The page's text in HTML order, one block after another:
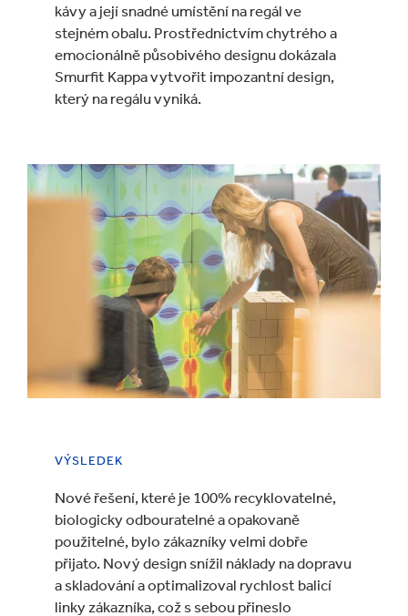
kávy a její snadné umístění na regál ve
stejném obalu. Prostřednictvím chytrého a
emocionálně působivého designu dokázala
Smurfit Kappa vytvořit impozantní design,
který na regálu vyniká.
VÝSLEDEK
Nové řešení, které je 100% recyklovatelné,
biologicky odbouratelné a opakovaně
použitelné, bylo zákazníky velmi dobře
přijato. Nový design snížil náklady na dopravu
a skladování a optimalizoval rychlost balicí
linky zákazníka, což s sebou přineslo